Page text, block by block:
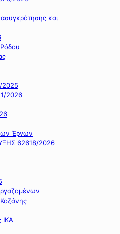
και
2026
Έργων
62618/2026
ΙΚΑ